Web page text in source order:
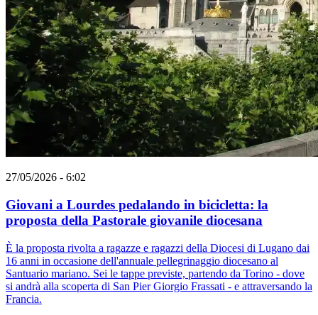
27/05/2026 - 6:02
Giovani a Lourdes pedalando in bicicletta: la
proposta della Pastorale giovanile diocesana
È la proposta rivolta a ragazze e ragazzi della Diocesi di Lugano dai
16 anni in occasione dell'annuale pellegrinaggio diocesano al
Santuario mariano. Sei le tappe previste, partendo da Torino - dove
si andrà alla scoperta di San Pier Giorgio Frassati - e attraversando la
Francia.